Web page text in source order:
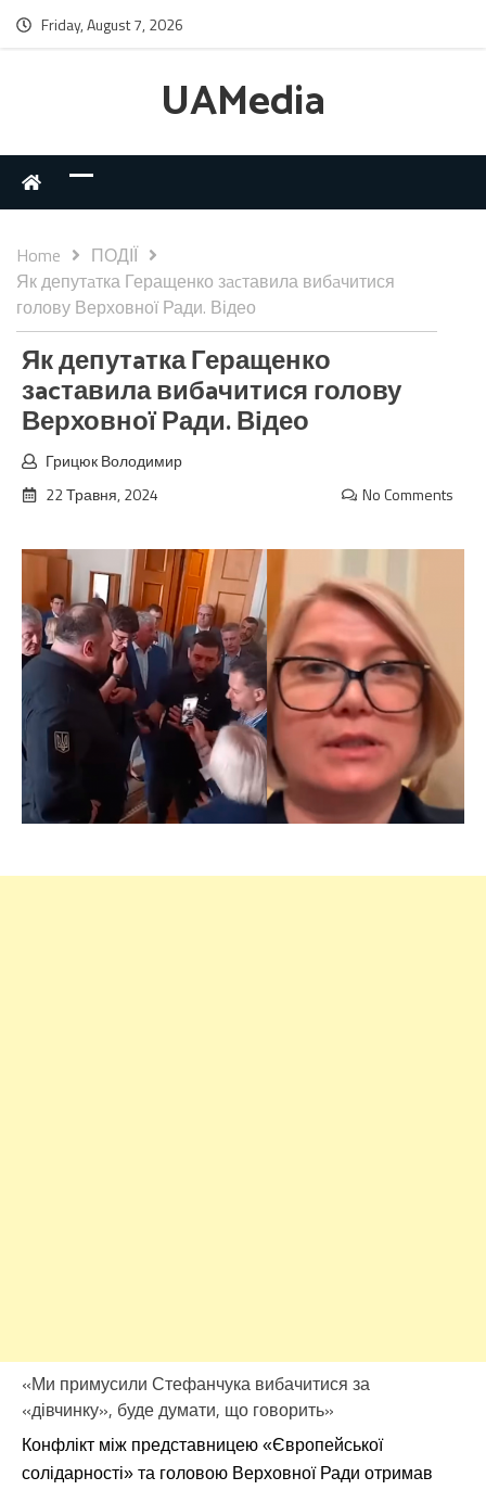
Friday, August 7, 2026
UAMedia
Home
ПОДІЇ
Як депутaтка Геращенко зacтавила вибaчитися
голову Верховної Ради. Відео
Як депутaтка Геращенко
зacтавила вибaчитися голову
Верховної Ради. Відео
Грицюк Володимир
22 Травня, 2024
No Comments
«Ми примусили Стефанчука вибачитися за
«дівчинку», буде думати, що говорить»
Конфлікт між представницею «Європейської
солідарності» та головою Верховної Ради отримав